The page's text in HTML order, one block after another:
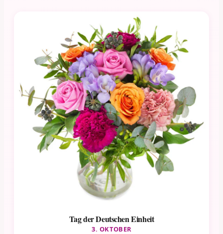
Tag der Deutschen Einheit
3. OKTOBER